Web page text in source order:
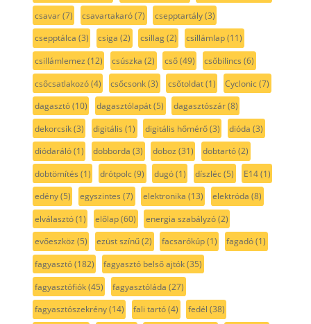
csavar(7) csavartakaró(7) csepptartály(3)
csepptálca (3) csiga (2) csillag(2) csillámlap(11)
csillámlemez (12) csúszka (2) cső(49) csőbilincs (6)
csőcsatlakozó(4) csőcsonk(3) csőtoldat(1) Cyclonic(7)
dagasztó(10) dagasztólapát(5) dagasztószár(8)
dekorcsík(3) digitális (1) digitális hőmérő(3) dióda (3)
diódaráló(1) dobborda (3) doboz (31) dobtartó(2)
dobtömítés (1) drótpolc(9) dugó(1) díszléc(5) E14(1)
edény(5) egyszintes (7) elektronika (13) elektróda (8)
elválasztó(1) előlap(60) energia szabályzó(2)
evőeszköz (5) ezüst színű(2) facsarókúp(1) fagadó(1)
fagyasztó(182) fagyasztó belső ajtók(35)
fagyasztófiók(45) fagyasztóláda (27)
fagyasztószekrény(14) fali tartó(4) fedél (38)